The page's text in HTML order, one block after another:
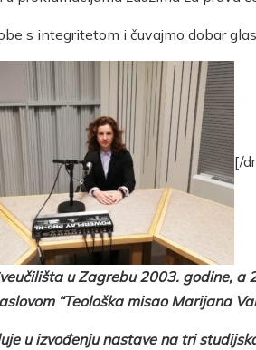
s integritetom i čuvajmo dobar
[/
u Zagrebu 2003. godine,
“Teološka misao Marijana
u izvođenju nastave na tri